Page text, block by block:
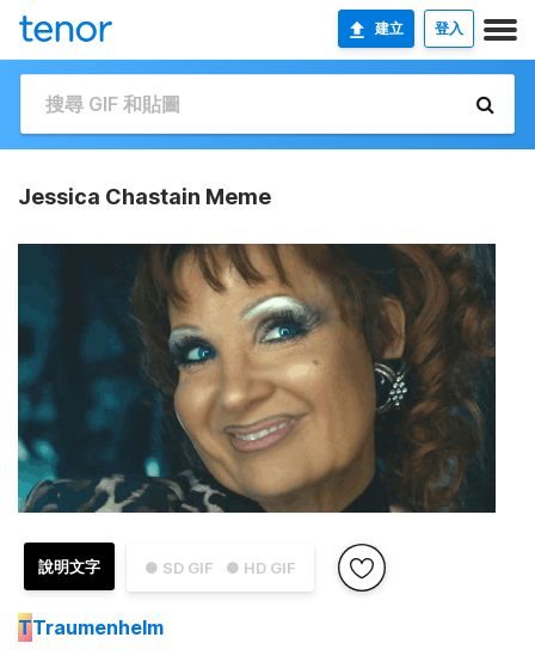
建立 登入
Jessica Chastain Meme
● SD GIF ● HD GIF
說明文字
TTraumenhelm